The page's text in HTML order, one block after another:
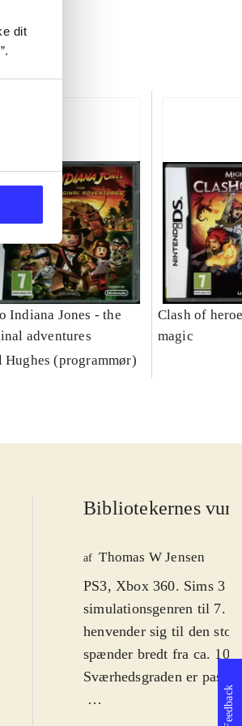
dit
Indiana Jones - the
adventures
Hughes (programmør)
Clash of
magic
Bibliotekernes
af Thomas W Jensen
PS3, Xbox 360. Sims 3
simulationsgenren til 7.
henvender sig til den
spænder bredt fra ca. 10-
Sværhedsgraden er
Som sædvanligt drejerFeedback